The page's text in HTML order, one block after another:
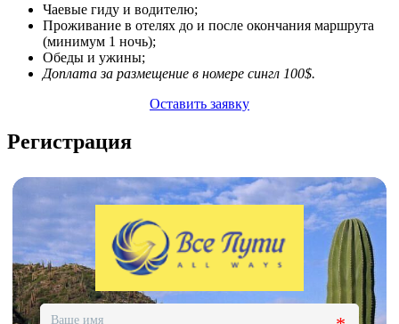
Чаевые гиду и водителю;
Проживание в отелях до и после окончания маршрута
(минимум 1 ночь);
Обеды и ужины;
Доплата за размещение в номере сингл 100$.
Оставить заявку
Регистрация